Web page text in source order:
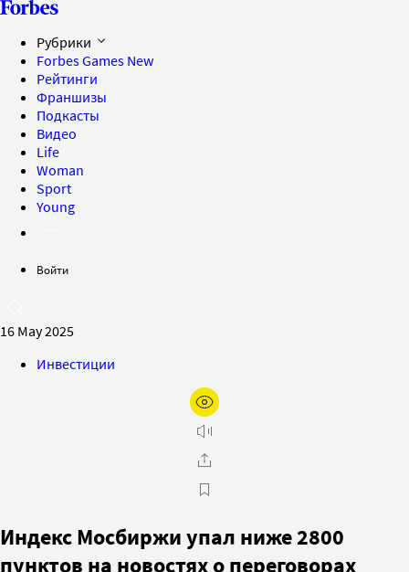
Рубрики
Forbes Games New
Рейтинги
Франшизы
Подкасты
Видео
Life
Woman
Sport
Young
Войти
16 May 2025
Инвестиции
Индекс Мосбиржи упал ниже 2800
пунктов на новостях о переговорах